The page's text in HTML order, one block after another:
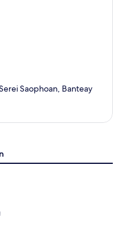
Saophoan, Banteay